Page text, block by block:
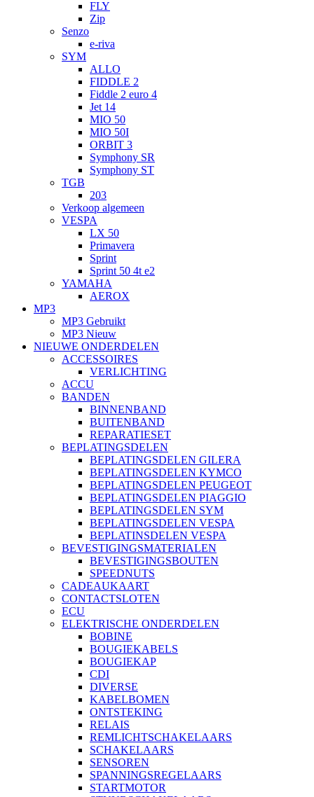
FLY
Zip
Senzo
e-riva
SYM
ALLO
FIDDLE 2
Fiddle 2 euro 4
Jet 14
MIO 50
MIO 50I
ORBIT 3
Symphony SR
Symphony ST
TGB
203
Verkoop algemeen
VESPA
LX 50
Primavera
Sprint
Sprint 50 4t e2
YAMAHA
AEROX
MP3
MP3 Gebruikt
MP3 Nieuw
NIEUWE ONDERDELEN
ACCESSOIRES
VERLICHTING
ACCU
BANDEN
BINNENBAND
BUITENBAND
REPARATIESET
BEPLATINGSDELEN
BEPLATINGSDELEN GILERA
BEPLATINGSDELEN KYMCO
BEPLATINGSDELEN PEUGEOT
BEPLATINGSDELEN PIAGGIO
BEPLATINGSDELEN SYM
BEPLATINGSDELEN VESPA
BEPLATINSDELEN VESPA
BEVESTIGINGSMATERIALEN
BEVESTIGINGSBOUTEN
SPEEDNUTS
CADEAUKAART
CONTACTSLOTEN
ECU
ELEKTRISCHE ONDERDELEN
BOBINE
BOUGIEKABELS
BOUGIEKAP
CDI
DIVERSE
KABELBOMEN
ONTSTEKING
RELAIS
REMLICHTSCHAKELAARS
SCHAKELAARS
SENSOREN
SPANNINGSREGELAARS
STARTMOTOR